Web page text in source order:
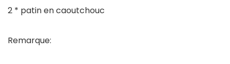
2 * patin en caoutchouc
Remarque: